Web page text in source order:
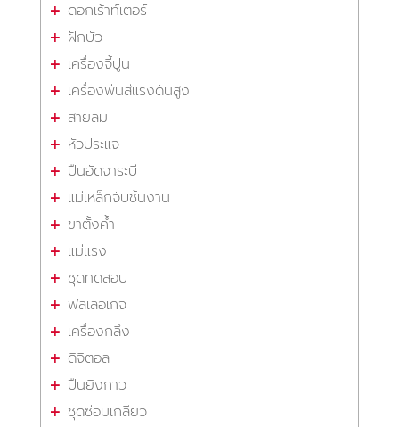
ดอกเร้าท์เตอร์
ฝักบัว
เครื่องจี้ปูน
เครื่องพ่นสีแรงดันสูง
สายลม
หัวประแจ
ปืนอัดจาระบี
แม่เหล็กจับชิ้นงาน
ขาตั้งค้ำ
แม่แรง
ชุดทดสอบ
ฟิลเลอเกจ
เครื่องกลึง
ดิจิตอล
ปืนยิงกาว
ชุดซ่อมเกลียว